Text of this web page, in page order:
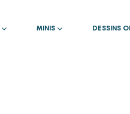
MINIS DESSINS